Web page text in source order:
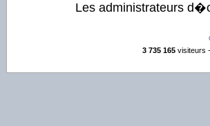
Les administrateurs
3 735 165visiteurs